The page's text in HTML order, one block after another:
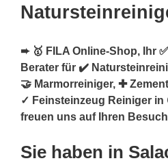
➨ 🥇 FILA Online-Shop, Ihr
Berater für ✔️
🤝 Marmorreiniger, ✚
✓ Feinsteinzeug Reiniger in
freuen uns auf Ihren
Sie haben in